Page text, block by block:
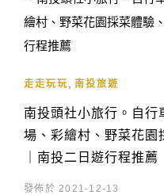
走走玩玩 南投旅遊
南投頭社小旅行。自行
場、彩繪村、野菜花園
｜南投二日遊行程推薦
發佈於 2021-12-13